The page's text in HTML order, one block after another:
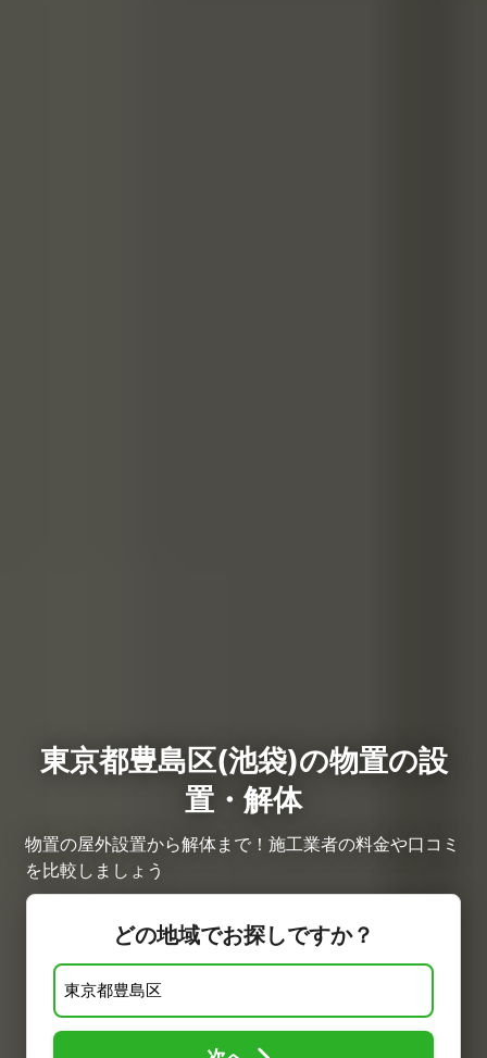
東京都豊島区(池袋)の物置の設
置・解体
物置の屋外設置から解体まで！施工業者の料金や口コミ
を比較しましょう
どの地域でお探しですか？